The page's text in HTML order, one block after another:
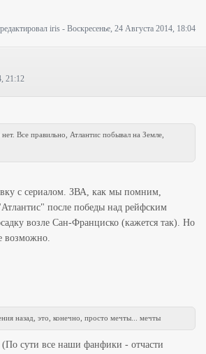
iris - Воскресенье, 24 Августа 2014, 18:04
21:12
нет. Все правильно, Атлантис побывал на Земле,
с сериалом. ЗВА, как мы помним,
после победы над рейфским
возле Сан-Франциско (кажется так). Но
возможно.
назад, это, конечно, просто мечты... мечты
(По сути все наши фанфики - отчасти